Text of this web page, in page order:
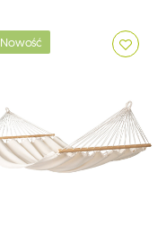
Nowość